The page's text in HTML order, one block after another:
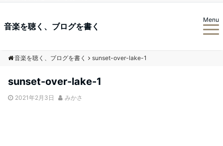
音楽を聴く、ブログを書く
Menu
音楽を聴く、ブログを書く sunset-over-lake-1
sunset-over-lake-1
2021年2月3日 みかさ